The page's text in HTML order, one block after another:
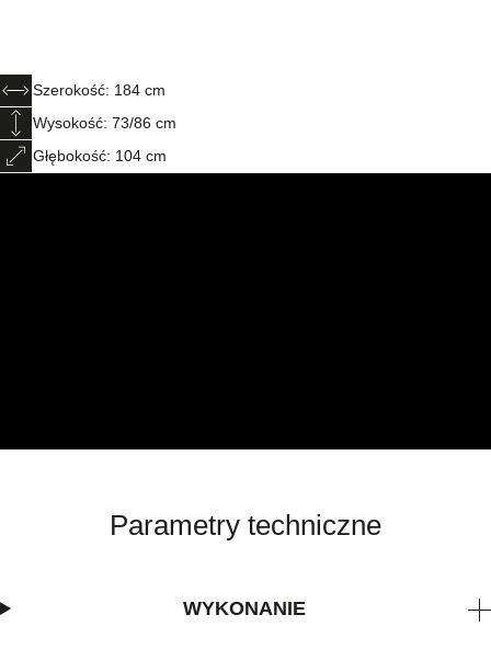
Szerokość: 184 cm
Wysokość: 73/86 cm
Głębokość: 104 cm
Parametry techniczne
WYKONANIE